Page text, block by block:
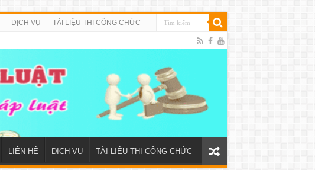
DỊCH VỤ TÀI LIỆU THI CÔNG CHỨC
LIÊN HỆ DỊCH VỤ TÀI LIỆU THI CÔNG CHỨC